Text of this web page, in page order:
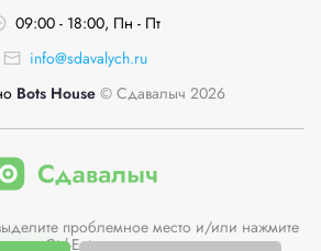
09:00 - 18:00, Пн - Пт
info@sdavalych.ru
Bots House © Сдавалыч 2026
проблемное место и/или нажмите
Ctrl-Enter